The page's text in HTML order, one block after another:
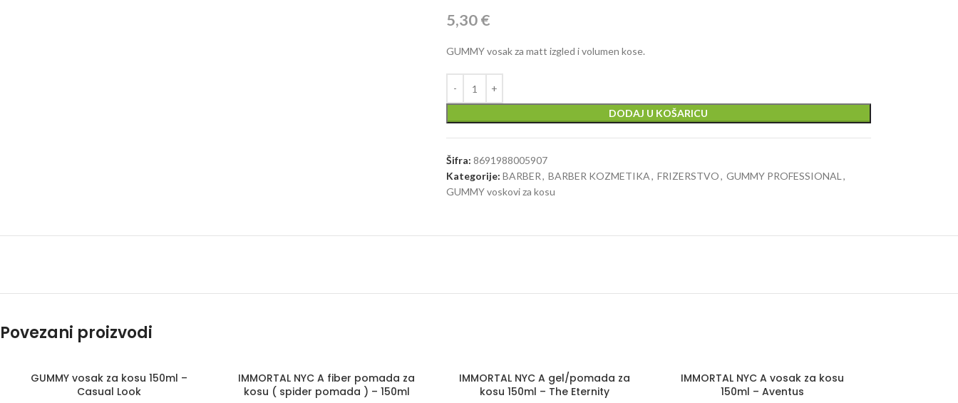
5,30€
GUMMY vosak za matt izgled i volumen kose.
DODAJ U KOŠARICU
Šifra: 8691988005907
Kategorije: BARBER, BARBER KOZMETIKA, FRIZERSTVO, GUMMY PROFESSIONAL ,
GUMMY voskovi za kosu
Povezani proizvodi
GUMMY vosak za kosu 150ml –
Casual Look
IMMORTAL NYC A fiber pomada za
kosu ( spider pomada ) – 150ml
IMMORTAL NYC A gel/pomada za
kosu 150ml – The Eternity
IMMORTAL NYC A vosak za kosu
150ml – Aventus